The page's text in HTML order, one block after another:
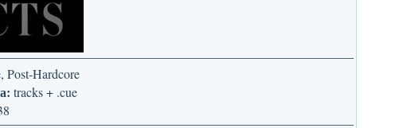
Post-Hardcore
tracks + .cue